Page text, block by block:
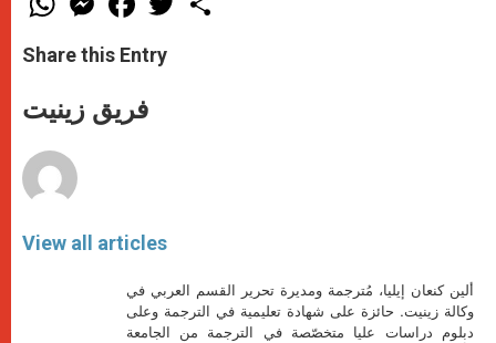
h
t
s
p
p
e
s
e
g
e
a
e
b
o
k
w
Share this Entry
فريق زينيت
View all articles
ألين كنعان إيليا، مُترجمة ومديرة تحرير القسم العربي في
وكالة زينيت. حائزة على شهادة تعليمية في الترجمة وعلى
دبلوم دراسات عليا متخصّصة في الترجمة من الجامعة